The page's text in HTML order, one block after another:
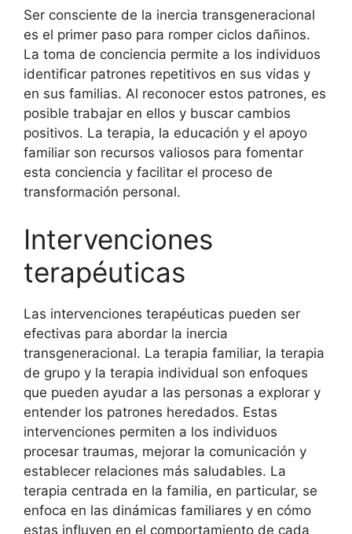
Ser consciente de la inercia transgeneracional
es el primer paso para romper ciclos dañinos.
La toma de conciencia permite a los individuos
identificar patrones repetitivos en sus vidas y
en sus familias. Al reconocer estos patrones, es
posible trabajar en ellos y buscar cambios
positivos. La terapia, la educación y el apoyo
familiar son recursos valiosos para fomentar
esta conciencia y facilitar el proceso de
transformación personal.
Intervenciones
terapéuticas
Las intervenciones terapéuticas pueden ser
efectivas para abordar la inercia
transgeneracional. La terapia familiar, la terapia
de grupo y la terapia individual son enfoques
que pueden ayudar a las personas a explorar y
entender los patrones heredados. Estas
intervenciones permiten a los individuos
procesar traumas, mejorar la comunicación y
establecer relaciones más saludables. La
terapia centrada en la familia, en particular, se
enfoca en las dinámicas familiares y en cómo
estas influyen en el comportamiento de cada